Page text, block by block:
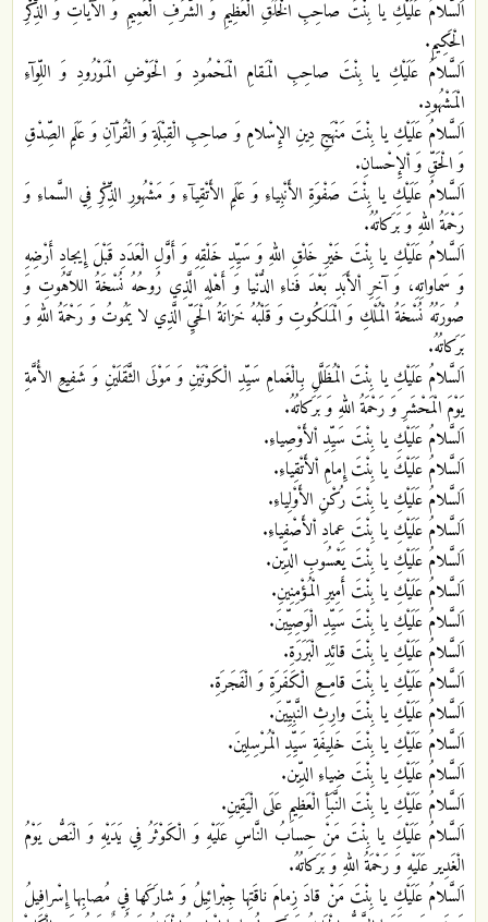
اَلسَّلامُ عَلَيْكِ يا بِنْتَ صاحِبِ الْخُلُقِ الْعَظِيمِ وَ الشَّرَفِ الْعَمِيمِ وَ الآياتِ وَ الذِّكْرِ
الْحَكِيمِ.
اَلسَّلامُ عَلَيْكِ يا بِنْتَ صاحِبِ الْمَقامِ الْمَحْمُودِ وَ الْحَوْضِ الْمَوْرُودِ وَ اللِّوآءِ
الْمَشْهُودِ.
اَلسَّلامُ عَلَيْكِ يا بِنْتَ مَنْهَجِ دِينِ الإِسْلامِ وَ صاحِبِ الْقِبْلَةِ وَ الْقُرْآنِ وَ عَلَمِ الصِّدْقِ
وَ الْحَقِّ وَ اْلإِحْسانِ.
اَلسَّلامُ عَلَيْكِ يا بِنْتَ صَفْوَةِ الأَنْبِياءِ وَ عَلَمِ الأَتْقِيآءِ وَ مَشْهُورِ الذِّكْرِ فِي السَّماءِ وَ
رَحْمَةُ اللهِ وَ بَرَكاتُهُ.
اَلسَّلامُ عَلَيْكِ يا بِنْتَ خَيْرِ خَلْقِ اللهِ وَ سَيِّدِ خَلْقِهِ وَ أَوَّلِ الْعَدَدِ قَبْلَ إِيجادِ أَرْضِهِ
وَ سَماواتِهِ، وَ آخِرِ اْلأَبَدِ بَعْدَ فَناءِ الدُّنْيا وَ أَهْلِهِ الَّذِي رُوحُهُ نُسْخَةُ اللاَّهُوتِ وَ
صُورَتُهُ نُسْخَةُ الْمُلْكِ وَ الْمَلَكُوتِ وَ قَلْبُهُ خَزانَةُ الْحَيِّ الَّذِي لا يَمُوتُ وَ رَحْمَةُ اللهِ وَ
بَرَكاتُهُ.
اَلسَّلامُ عَلَيْكِ يا بِنْتَ الْمُظَلَّلِ بِالْغَمامِ سَيِّدِ الْكَوْنَيْنِ وَ مَوْلَى الثَّقَلَيْنِ وَ شَفِيعِ الأُمَّةِ
يَوْمَ الْمَحْشَرِ وَ رَحْمَةُ اللهِ وَ بَرَكاتُهُ.
اَلسَّلامُ عَلَيْكِ يا بِنْتَ سَيِّدِ اْلأَوْصِياءِ.
اَلسَّلامُ عَلَيْكَ يا بِنْتَ إِمامِ اْلأَتْقِياءِ.
اَلسَّلامُ عَلَيْكِ يا بِنْتَ رُكْنِ الأَوْلِياءِ.
اَلسَّلامُ عَلَيْكِ يا بِنْتَ عِمادِ اْلأَصْفِياءِ.
اَلسَّلامُ عَلَيْكِ يا بِنْتَ يَعْسُوبِ الدِّين.
اَلسَّلامُ عَلَيْكِ يا بِنْتَ أَمِيرِ الْمُؤْمِنِينِ.
اَلسَّلامُ عَلَيْكِ يا بِنْتَ سَيِّدِ الْوَصِيِّينَ.
اَلسَّلامُ عَلَيْكِ يا بِنْتَ قائِدِ الْبَرَرَةِ.
اَلسَّلامُ عَلَيْكِ يا بِنْتَ قامِعِ الْكَفَرَةِ وَ الْفَجَرَةِ.
اَلسَّلامُ عَلَيْكِ يا بِنْتَ وارِثِ النَّبِيِّينَ.
اَلسَّلامُ عَلَيْكِ يا بِنْتَ خَلِيفَةِ سَيِّدِ الْمُرْسِلِينَ.
اَلسَّلامُ عَلَيْكِ يا بِنْتَ ضِياءِ الدِّين.
اَلسَّلامُ عَلَيْكِ يا بِنْتَ النَّبَأِ الْعَظِيمِ عَلَى الْيَقِينِ.
اَلسَّلامُ عَلَيْكِ يا بِنْتَ مَنْ حِسابُ النَّاسِ عَلَيْهِ وَ الْكَوْثَرُ فِي يَدَيْهِ وَ الْنَصُّ يَوْمُ
الْغَدِير عَلَيْهِ وَ رَحْمَةُ اللهِ وَ بَرَكاتُهُ.
اَلسَّلامُ عَلَيْكِ يا بِنْتَ مَنْ قادَ زِمامَ ناقَتِها جِبْرائِيلُ وَ شارَكَها فِي مُصابِها إِسْرافِيلُ